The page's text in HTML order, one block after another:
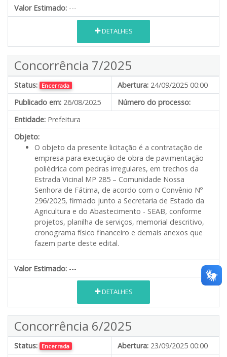
Valor Estimado: ---
DETALHES
Concorrência 7/2025
Status: Encerrada Abertura: 24/09/2025 00:00
Publicado em: 26/08/2025
Número do processo:
Entidade: Prefeitura
Objeto:
O objeto da presente licitação é a contratação de
empresa para execução de obra de pavimentação
poliédrica com pedras irregulares, em trechos da
Estrada Vicinal MP 285 – Comunidade Nossa
Senhora de Fátima, de acordo com o Convênio Nº
296/2025, firmado junto a Secretaria de Estado da
Agricultura e do Abastecimento - SEAB, conforme
projetos, planilha de serviços, memorial descritivo,
cronograma físico financeiro e demais anexos que
fazem parte deste edital.
Valor Estimado: ---
DETALHES
Concorrência 6/2025
Status: Encerrada Abertura: 23/09/2025 00:00